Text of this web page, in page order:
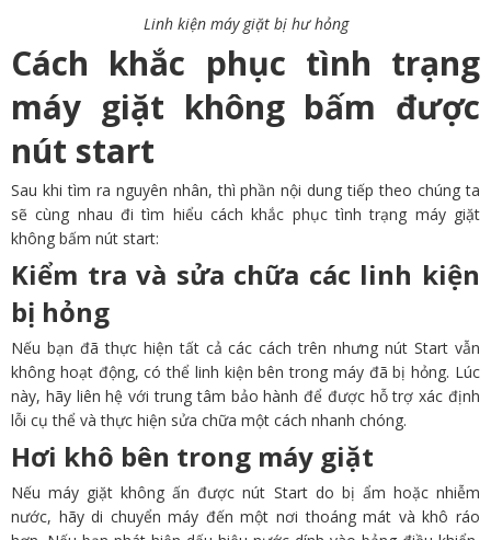
Linh kiện máy giặt bị hư hỏng
Cách khắc phục tình trạng
máy giặt không bấm được
nút start
Sau khi tìm ra nguyên nhân, thì phần nội dung tiếp theo chúng ta
sẽ cùng nhau đi tìm hiểu cách khắc phục tình trạng máy giặt
không bấm nút start:
Kiểm tra và sửa chữa các linh kiện
bị hỏng
Nếu bạn đã thực hiện tất cả các cách trên nhưng nút Start vẫn
không hoạt động, có thể linh kiện bên trong máy đã bị hỏng. Lúc
này, hãy liên hệ với trung tâm bảo hành để được hỗ trợ xác định
lỗi cụ thể và thực hiện sửa chữa một cách nhanh chóng.
Hơi khô bên trong máy giặt
Nếu máy giặt không ấn được nút Start do bị ẩm hoặc nhiễm
nước, hãy di chuyển máy đến một nơi thoáng mát và khô ráo